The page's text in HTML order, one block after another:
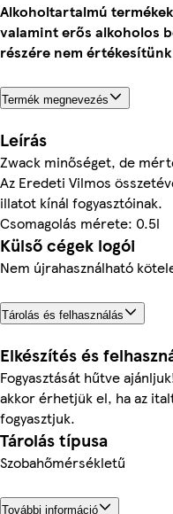
Alkoholtartalmú
valamint erős alkoholos
részére nem
Termék megnevezés
Leírás
Zwack minőséget, de
Az Eredeti Vilmos
illatot kínál fogyasztóinak.
Csomagolás mérete: 0.5l
Külső cégek logói
Nem újrahasználható
Tárolás és felhasználás
Elkészítés és
Fogyasztását hűtve
akkor érhetjük el, ha az
fogyasztjuk.
Tárolás típusa
Szobahőmérsékletű
További információ